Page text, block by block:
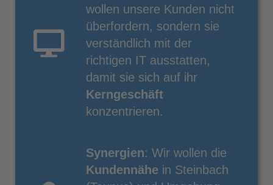
wollen unsere Kunden nicht
überfordern, sondern sie
verständlich mit der
richtigen IT ausstatten,
damit sie sich auf ihr
Kerngeschäft
konzentrieren.
Synergien: Wir wollen die
Kundennähe in Steinbach